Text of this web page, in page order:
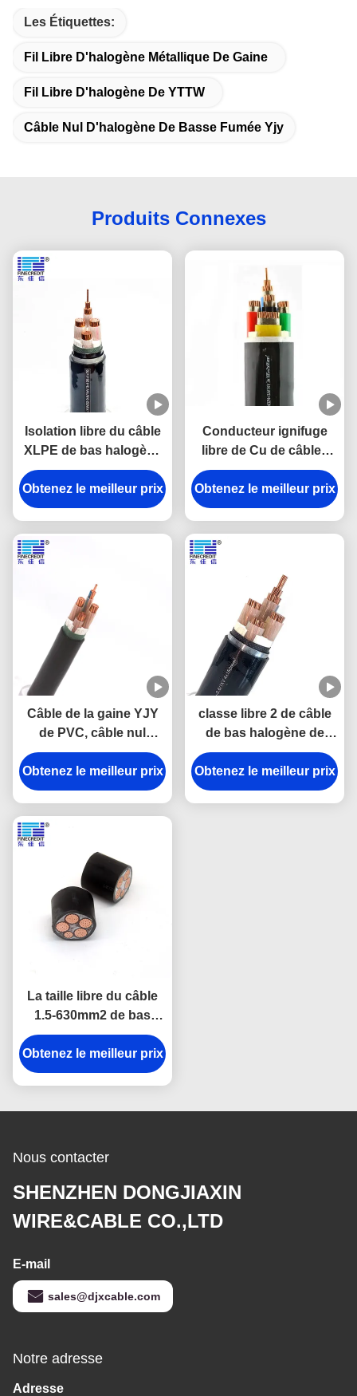
Les Étiquettes:
Fil Libre D'halogène Métallique De Gaine
Fil Libre D'halogène De YTTW
Câble Nul D'halogène De Basse Fumée Yjy
Produits Connexes
Isolation libre du câble
XLPE de bas halogène
de la fumée YJY23
ignifuge
Obtenez le meilleur prix
Conducteur ignifuge
libre de Cu de câbles
d'halogène du noyau
LZSH de WDZ-YJY
N2X2Y 4
Obtenez le meilleur prix
Câble de la gaine YJY
de PVC, câble nul
d'halogène de basse
fumée à un noyau de
95mm2 35mm2 50mm2
Obtenez le meilleur prix
classe libre 2 de câble
de bas halogène de
fumée de 10mm2 LSZH
N2X2Y pour des projets
de câblage électriques
Obtenez le meilleur prix
La taille libre du câble
1.5-630mm2 de bas
halogène de fumée de
WDZB-YJY a isolé
3×10mm2
Obtenez le meilleur prix
Nous contacter
SHENZHEN DONGJIAXIN
WIRE&CABLE CO.,LTD
E-mail
sales@djxcable.com
Notre adresse
Adresse